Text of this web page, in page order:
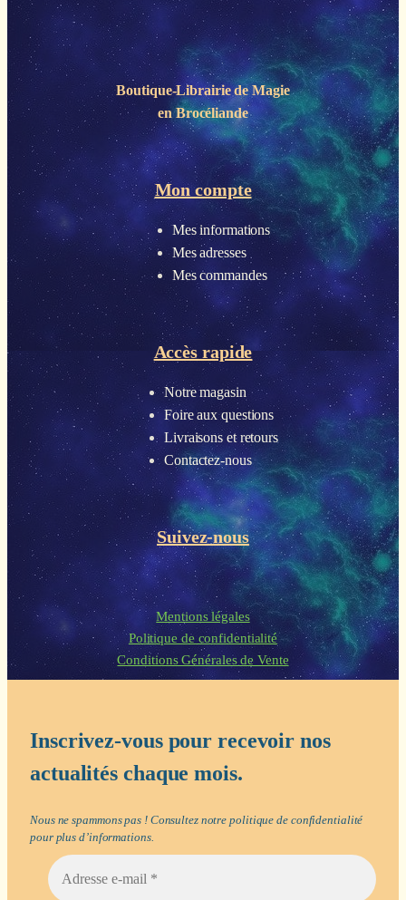
Boutique-Librairie deMagie
en Brocéliande
Mon compte
Mes informations
Mes adresses
Mes commandes
Accès rapide
Notre magasin
Foire aux questions
Livraisons et retours
Contactez-nous
Suivez-nous
Mentions légales
Politique de confidentialité
Conditions Générales de Vente
Inscrivez-vous pour recevoir nos
actualités chaque mois.
Nous ne spammons pas ! Consultez notrepolitique de confidentialité
pour plus d’informations.